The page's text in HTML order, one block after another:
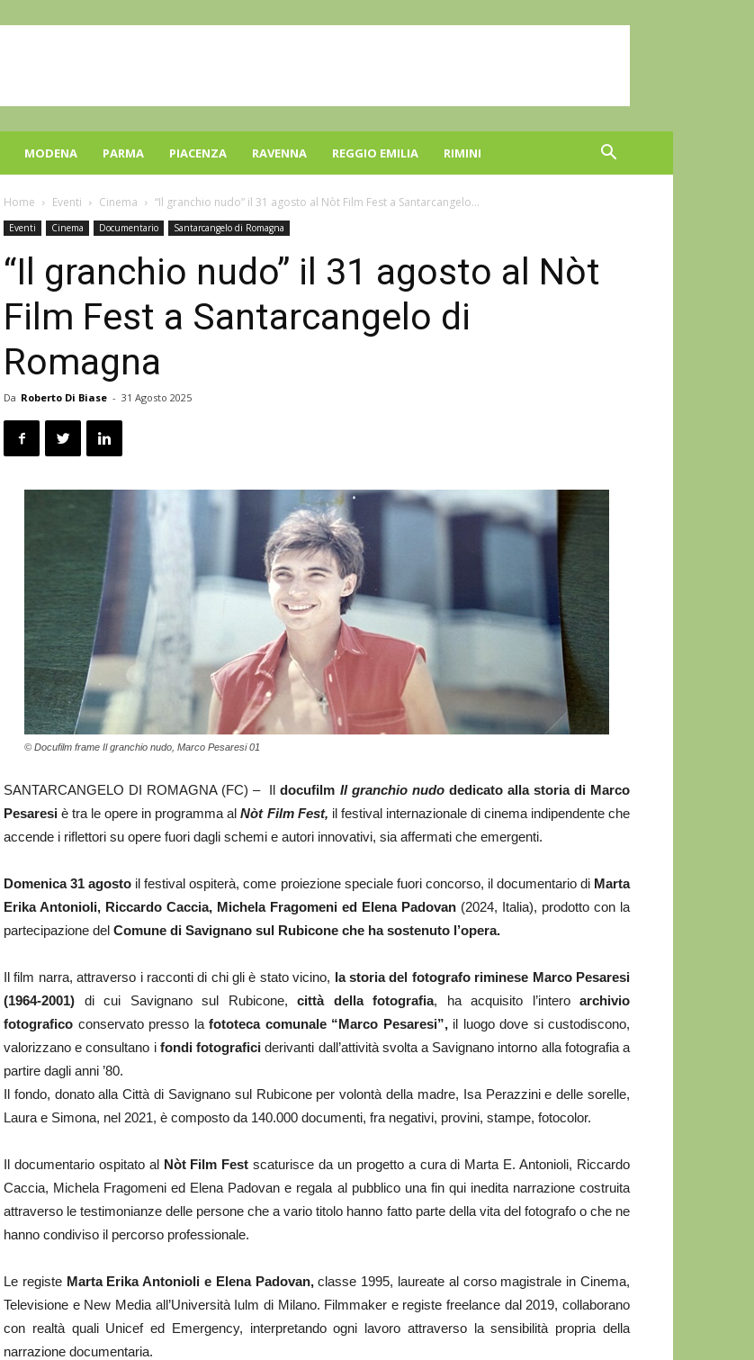
MODENA PARMA PIACENZA RAVENNA REGGIO EMILIA RIMINI
Home Eventi Cinema “Il granchio nudo” il 31 agosto al Nòt Film Fest a Santarcangelo...
Eventi Cinema Documentario Santarcangelo di Romagna
“Il granchio nudo” il 31 agosto al Nòt
Film Fest a Santarcangelo di
Romagna
Da Roberto Di Biase - 31 Agosto 2025
© Docufilm frame Il granchio nudo, Marco Pesaresi 01
SANTARCANGELO DI ROMAGNA (FC) – Ildocufilm Il granchio nudo dedicato alla storia di Marco
Pesaresiè tra le opere in programma alNòt Film Fest, il festival internazionale di cinema indipendente che
accende i riflettori su opere fuori dagli schemi e autori innovativi, sia affermati che emergenti.
Domenica 31 agosto il festival ospiterà, come proiezione speciale fuori concorso, il documentario di Marta
Erika Antonioli, Riccardo Caccia, Michela Fragomeni ed Elena Padovan (2024, Italia), prodotto con la
partecipazione del Comune di Savignano sul Rubicone che ha sostenuto l’opera.
Il film narra, attraverso i racconti di chi gli è stato vicino, la storia del fotografo riminese Marco Pesaresi
(1964-2001) di cui Savignano sul Rubicone, città della fotografia, ha acquisito l’interoarchivio
fotografico conservato presso la fototeca comunale “Marco Pesaresi”,il luogo dove si custodiscono,
valorizzano e consultano i fondi fotografici derivanti dall’attività svolta a Savignano intorno alla fotografia a
partire dagli anni ’80.
Il fondo, donato alla Città di Savignano sul Rubicone per volontà della madre, Isa Perazzini e delle sorelle,
Laura e Simona, nel 2021, è composto da 140.000 documenti, fra negativi, provini, stampe, fotocolor.
Il documentario ospitato al Nòt Film Fest scaturisce da un progetto a cura di Marta E. Antonioli, Riccardo
Caccia, Michela Fragomeni ed Elena Padovan e regala al pubblico una fin qui inedita narrazione costruita
attraverso le testimonianze delle persone che a vario titolo hanno fatto parte della vita del fotografo o che ne
hanno condiviso il percorso professionale.
Le registe Marta Erika Antonioli e Elena Padovan,classe 1995, laureate al corso magistrale in Cinema,
Televisione e New Media all’Università Iulm di Milano. Filmmaker e registe freelance dal 2019, collaborano
con realtà quali Unicef ed Emergency, interpretando ogni lavoro attraverso la sensibilità propria della
narrazione documentaria.